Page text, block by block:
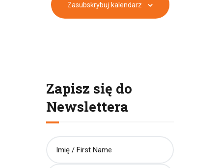
Zasubskrybuj kalendarz
Zapisz się do
Newslettera